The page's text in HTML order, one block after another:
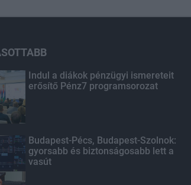
Indul a diákok pénzügyi ismereteit
erősítő Pénz7 programsorozat
Budapest-Pécs, Budapest-Szolnok:
gyorsabb és biztonságosabb lett a
vasút